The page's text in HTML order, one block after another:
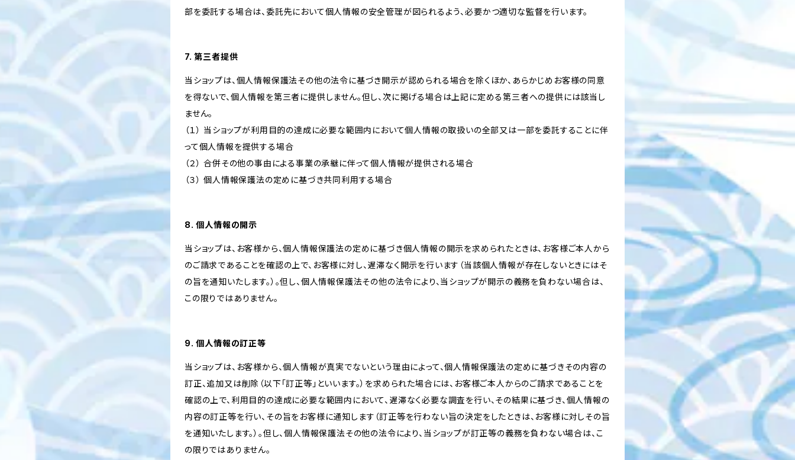
部を委託する場合は、委託先において個人情報の安全管理が図られるよう、必要かつ適切な監督を行います。
7. 第三者提供
当ショップは、個人情報保護法その他の法令に基づき開示が認められる場合を除くほか、あらかじめお客様の同意
を得ないで、個人情報を第三者に提供しません。但し、次に掲げる場合は上記に定める第三者への提供には該当し
ません。
（１） 当ショップが利用目的の達成に必要な範囲内において個人情報の取扱いの全部又は一部を委託することに伴
って個人情報を提供する場合
（２） 合併その他の事由による事業の承継に伴って個人情報が提供される場合
（３） 個人情報保護法の定めに基づき共同利用する場合
8. 個人情報の開示
当ショップは、お客様から、個人情報保護法の定めに基づき個人情報の開示を求められたときは、お客様ご本人から
のご請求であることを確認の上で、お客様に対し、遅滞なく開示を行います（当該個人情報が存在しないときにはそ
の旨を通知いたします。）。但し、個人情報保護法その他の法令により、当ショップが開示の義務を負わない場合は、
この限りではありません。
9. 個人情報の訂正等
当ショップは、お客様から、個人情報が真実でないという理由によって、個人情報保護法の定めに基づきその内容の
訂正、追加又は削除（以下「訂正等」といいます。）を求められた場合には、お客様ご本人からのご請求であることを
確認の上で、利用目的の達成に必要な範囲内において、遅滞なく必要な調査を行い、その結果に基づき、個人情報の
内容の訂正等を行い、その旨をお客様に通知します（訂正等を行わない旨の決定をしたときは、お客様に対しその旨
を通知いたします。）。但し、個人情報保護法その他の法令により、当ショップが訂正等の義務を負わない場合は、こ
の限りではありません。